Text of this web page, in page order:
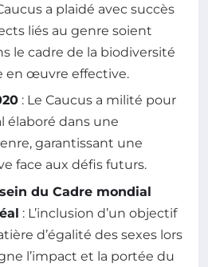
a plaidé avec succès
liés au genre soient
le cadre de la biodiversité
en œuvre effective.
: Le Caucus a milité pour
élaboré dans une
garantissant une
face aux défis futurs.
du Cadre mondial
: L’inclusion d’un objectif
d’égalité des sexes lors
l’impact et la portée du